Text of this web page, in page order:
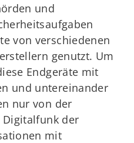
und
von verschiedenen
genutzt. Um
Endgeräte mit
und untereinander
nur von der
der
mit